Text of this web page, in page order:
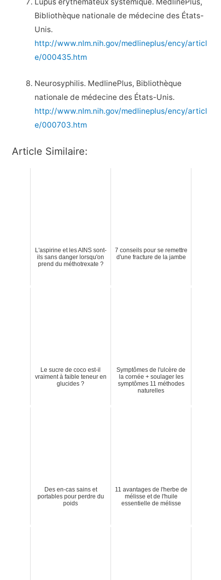
Bibliothèque nationale de médecine des États-
Unis.
http://www.nlm.nih.gov/medlineplus/ency/articl
e/000435.htm
Neurosyphilis. MedlinePlus, Bibliothèque
nationale de médecine des États-Unis.
http://www.nlm.nih.gov/medlineplus/ency/articl
e/000703.htm
Article Similaire:
L'aspirine et les AINS sont-
ils sans danger lorsqu'on
prend du méthotrexate ?
7 conseils pour se remettre
d'une fracture de la jambe
Le sucre de coco est-il
vraiment à faible teneur en
glucides ?
Symptômes de l'ulcère de
la cornée + soulager les
symptômes 11 méthodes
naturelles
Des en-cas sains et
portables pour perdre du
poids
11 avantages de l'herbe de
mélisse et de l'huile
essentielle de mélisse